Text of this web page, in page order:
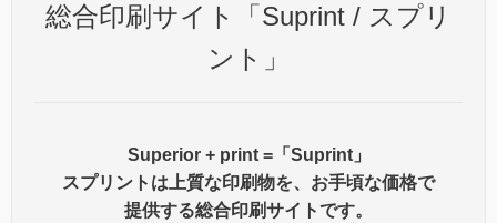
総合印刷サイト「Suprint / スプリ
ント」
Superior + print =「Suprint」
スプリントは上質な印刷物を、お手頃な価格で
提供する総合印刷サイトです。